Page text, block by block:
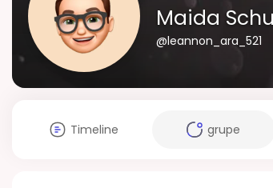
Maida
@leannon_ara_521
Timeline grupe